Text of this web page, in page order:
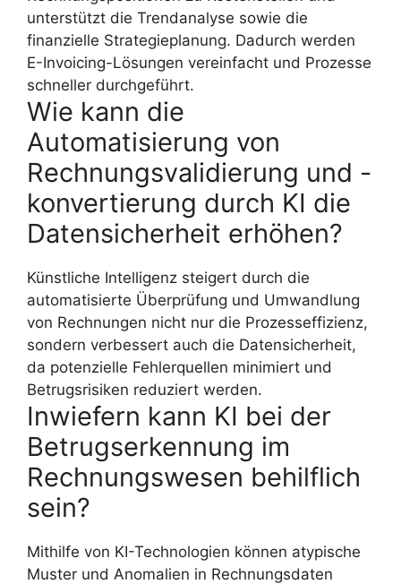
unterstützt die Trendanalyse sowie die
finanzielle Strategieplanung. Dadurch werden
E-Invoicing-Lösungen vereinfacht und Prozesse
schneller durchgeführt.
Wie kann die
Automatisierung von
Rechnungsvalidierung und -
konvertierung durch KI die
Datensicherheit erhöhen?
Künstliche Intelligenz steigert durch die
automatisierte Überprüfung und Umwandlung
von Rechnungen nicht nur die Prozesseffizienz,
sondern verbessert auch die Datensicherheit,
da potenzielle Fehlerquellen minimiert und
Betrugsrisiken reduziert werden.
Inwiefern kann KI bei der
Betrugserkennung im
Rechnungswesen behilflich
sein?
Mithilfe von KI-Technologien können atypische
Muster und Anomalien in Rechnungsdaten